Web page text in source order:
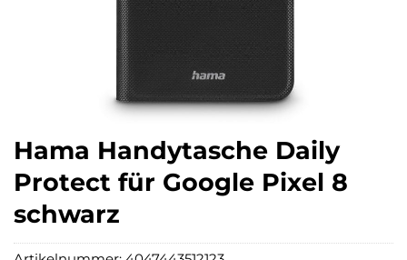
Hama Handytasche Daily
Protect für Google Pixel 8
schwarz